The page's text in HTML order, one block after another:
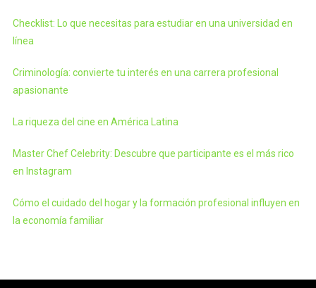
Checklist: Lo que necesitas para estudiar en una universidad en
línea
Criminología: convierte tu interés en una carrera profesional
apasionante
La riqueza del cine en América Latina
Master Chef Celebrity: Descubre que participante es el más rico
en Instagram
Cómo el cuidado del hogar y la formación profesional influyen en
la economía familiar